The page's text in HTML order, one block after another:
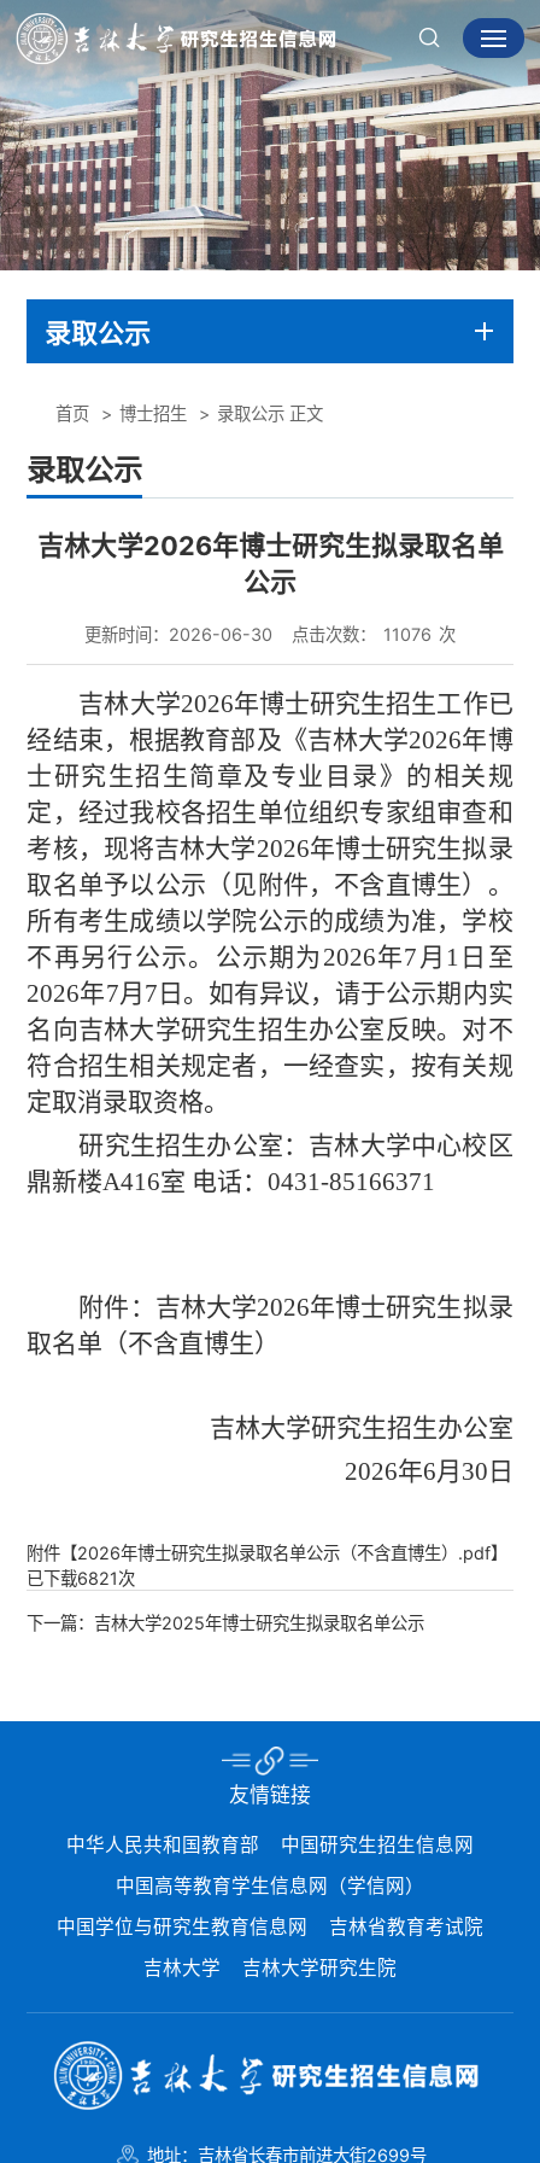
录取公示
录取公示
首页 博士招生 录取公示 正文
吉林大学2026年博士研究生拟录取名单
公示
更新时间：2026-06-30 点击次数： 11076 次
吉林大学2026年博士研究生招生工作已
经结束，根据教育部及《吉林大学2026年博
士研究生招生简章及专业目录》的相关规
定，经过我校各招生单位组织专家组审查和
考核，现将吉林大学2026年博士研究生拟录
取名单予以公示（见附件，不含直博生）。
所有考生成绩以学院公示的成绩为准，学校
不再另行公示。公示期为 2026年7 月 1 日至
2026年7月 7 日。如有异议，请于公示期内实
名向吉林大学研究生招生办公室反映。对不
符合招生相关规定者，一经查实，按有关规
定取消录取资格。
研究生招生办公室：吉林大学中心校区
鼎新楼A416室 电话：0431-85166371
附件：吉林大学2026年博士研究生拟录
取名单（不含直博生）
吉林大学研究生招生办公室
2026年6月 30 日
附件【2026年博士研究生拟录取名单公示（不含直博生）.pdf】
已下载6821次
下一篇： 吉林大学2025年博士研究生拟录取名单公示
友情链接
中华人民共和国教育部
中国研究生招生信息网
中国高等教育学生信息网（学信网）
中国学位与研究生教育信息网
吉林省教育考试院
吉林大学
吉林大学研究生院
地址：吉林省长春市前进大街2699号